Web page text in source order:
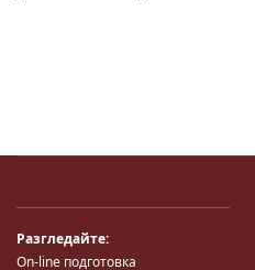
Разгледайте:
On-line подготовка